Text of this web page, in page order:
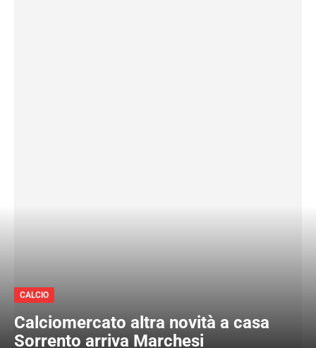
CALCIO
Calciomercato altra novità a casa
Sorrento arriva Marchesi